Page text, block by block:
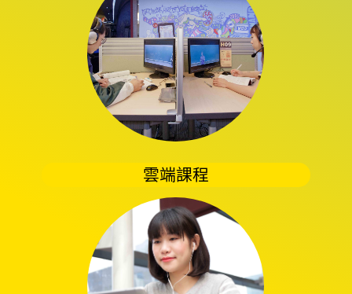
雲端課程